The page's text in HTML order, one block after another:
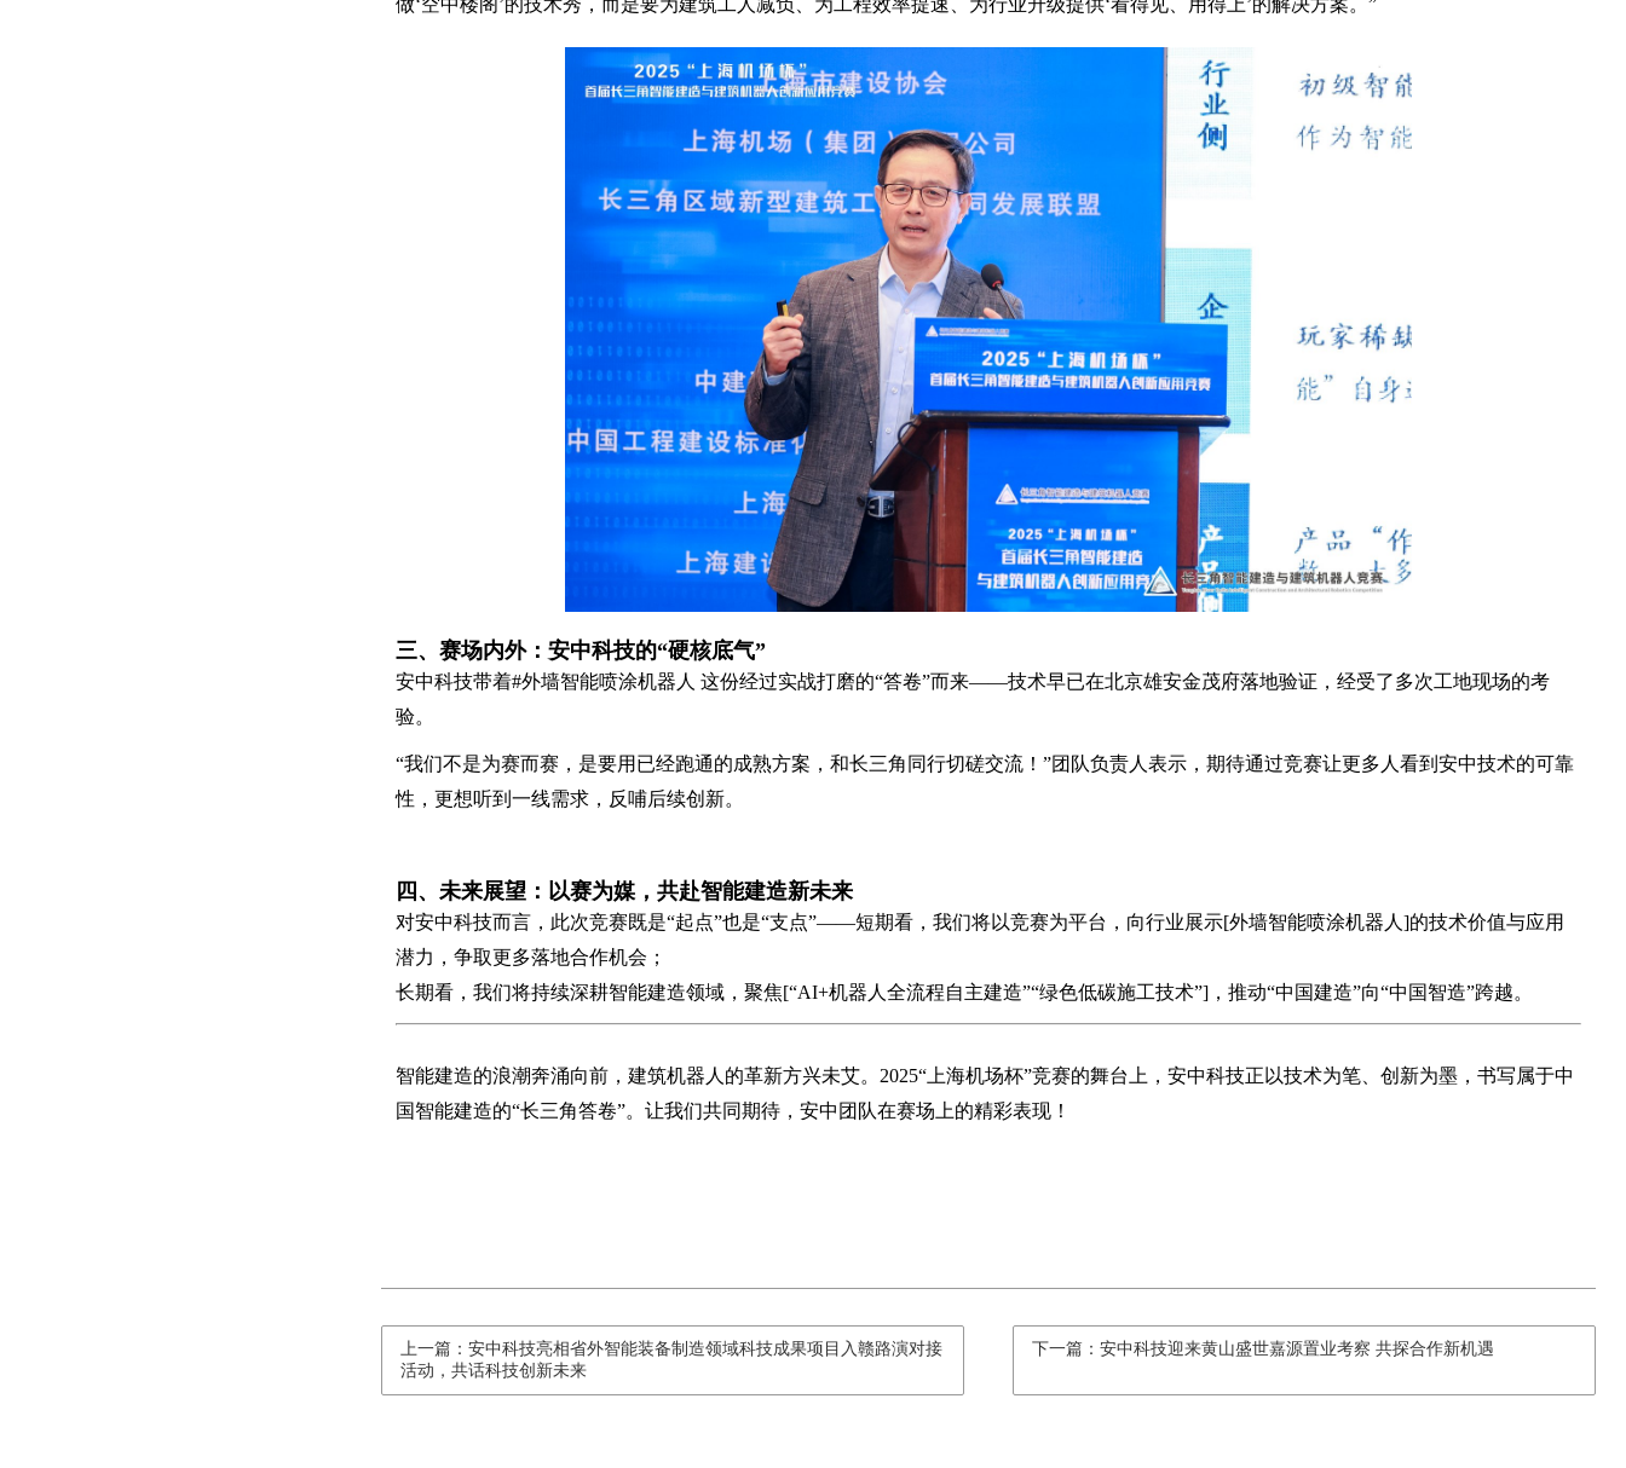
做‘空中楼阁’的技术秀，而是要为建筑工人减负、为工程效率提速、为行业升级提供‘看得见、用得上’的解决方案。”
三、赛场内外：安中科技的“硬核底气”
安中科技带着#外墙智能喷涂机器人 这份经过实战打磨的“答卷”而来——技术早已在北京雄安金茂府落地验证，经受了多次工地现场的考
验。
“我们不是为赛而赛，是要用已经跑通的成熟方案，和长三角同行切磋交流！”团队负责人表示，期待通过竞赛让更多人看到安中技术的可靠
性，更想听到一线需求，反哺后续创新。
四、未来展望：以赛为媒，共赴智能建造新未来
对安中科技而言，此次竞赛既是“起点”也是“支点”——短期看，我们将以竞赛为平台，向行业展示[外墙智能喷涂机器人]的技术价值与应用
潜力，争取更多落地合作机会；
长期看，我们将持续深耕智能建造领域，聚焦[“AI+机器人全流程自主建造”“绿色低碳施工技术”]，推动“中国建造”向“中国智造”跨越。
智能建造的浪潮奔涌向前，建筑机器人的革新方兴未艾。2025“上海机场杯”竞赛的舞台上，安中科技正以技术为笔、创新为墨，书写属于中
国智能建造的“长三角答卷”。让我们共同期待，安中团队在赛场上的精彩表现！
上一篇：安中科技亮相省外智能装备制造领域科技成果项目入赣路演对接
活动，共话科技创新未来
下一篇：安中科技迎来黄山盛世嘉源置业考察 共探合作新机遇